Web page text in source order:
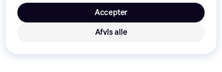
er den bedste pris lige nu hos 1 butik.
Sammenlign:
Essve ByggematerialerAfvis alle
Accepter